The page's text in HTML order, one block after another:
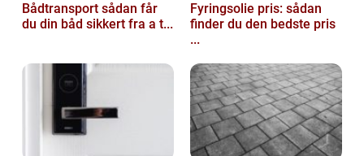
Bådtransport sådan får
du din båd sikkert fra a t...
Fyringsolie pris: sådan
finder du den bedste pris
...